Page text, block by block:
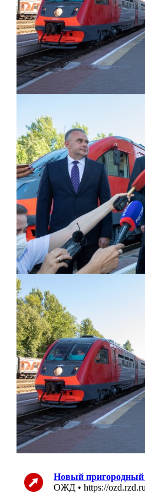
Новый пригородный
ОЖД • https://